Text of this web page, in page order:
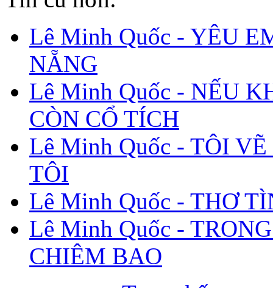
Lê Minh Quốc - YÊU
NẴNG
Lê Minh Quốc - NẾU
CÒN CỔ TÍCH
Lê Minh Quốc - TÔI
TÔI
Lê Minh Quốc - THƠ
Lê Minh Quốc -
CHIÊM BAO